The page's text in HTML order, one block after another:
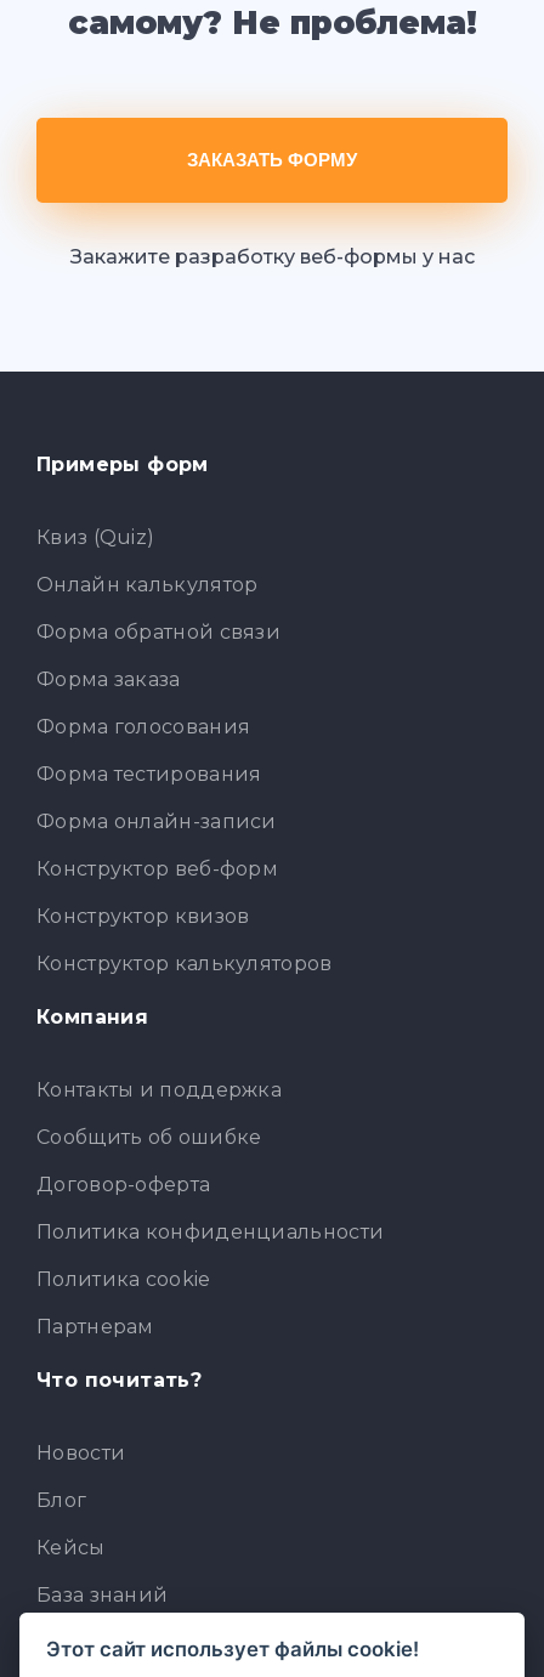
самому? Не проблема!
ЗАКАЗАТЬ ФОРМУ
Закажите разработку веб-формы у нас
Примеры форм
Квиз (Quiz)
Онлайн калькулятор
Форма обратной связи
Форма заказа
Форма голосования
Форма тестирования
Форма онлайн-записи
Конструктор веб-форм
Конструктор квизов
Конструктор калькуляторов
Компания
Контакты и поддержка
Сообщить об ошибке
Договор-оферта
Политика конфиденциальности
Политика cookie
Партнерам
Что почитать?
Новости
Блог
Кейсы
База знаний
Для разработчиков
Этот сайт использует файлы cookie!